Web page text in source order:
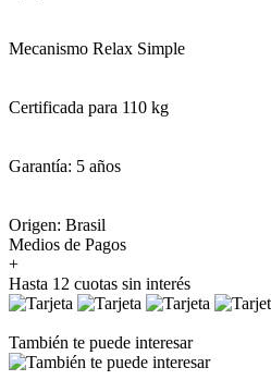
Mecanismo Relax Simple
Certificada para 110 kg⁠
Garantía: 5 años
Origen: Brasil
Medios de Pagos
+
Hasta 12 cuotas sin interés
También te puede interesar